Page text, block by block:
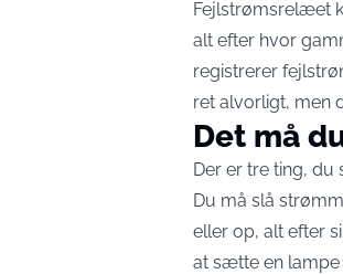
Fejlstrømsrelæet
alt efter hvor
registrerer
ret alvorligt, men
Det må
Der er tre ting, du
Du må slå
eller op, alt efter
at sætte en lampe